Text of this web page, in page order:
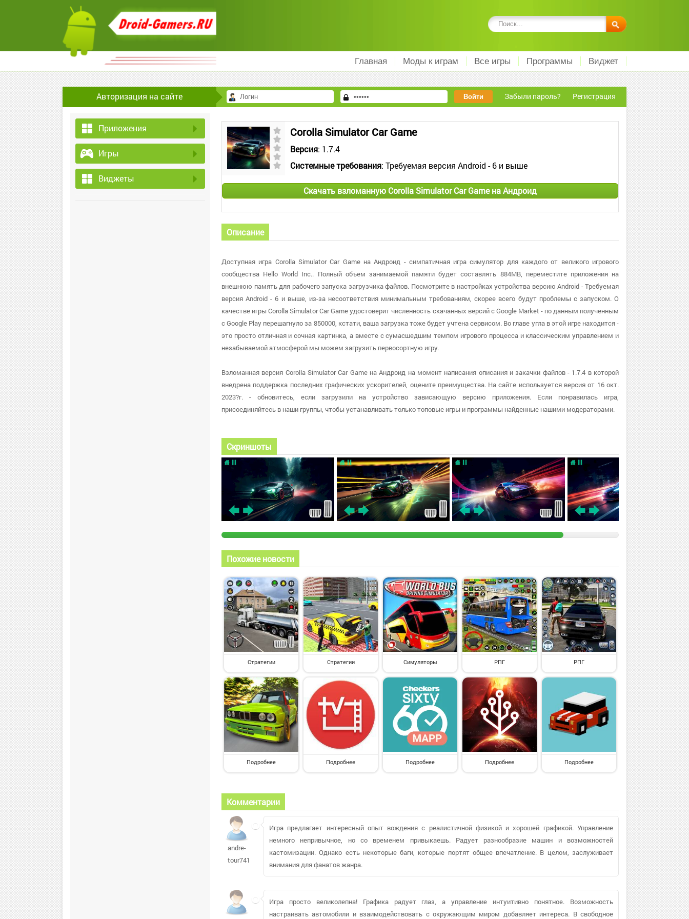
Главная Моды к играм Все игры Программы Виджет
Авторизация на сайте Забыли пароль? Регистрация
Приложения
Игры
Виджеты
Corolla Simulator Car Game
Версия: 1.7.4
Системные требования: Требуемая версия Android - 6 и выше
Скачать взломанную Corolla Simulator Car Game на Андроид
Описание
Доступная игра Corolla Simulator Car Game на Андроид - симпатичная игра симулятор для каждого от великого игрового
сообщества Hello World Inc.. Полный объем занимаемой памяти будет составлять 884MB, переместите приложения на
внешнюю память для рабочего запуска загрузчика файлов. Посмотрите в настройках устройства версию Android - Требуемая
версия Android - 6 и выше, из-за несоответствия минимальным требованиям, скорее всего будут проблемы с запуском. О
качестве игры Corolla Simulator Car Game удостоверит численность скачанных версий с Google Market - по данным полученным
с Google Play перешагнуло за 850000, кстати, ваша загрузка тоже будет учтена сервисом. Во главе угла в этой игре находится -
это просто отличная и сочная картинка, а вместе с сумасшедшим темпом игрового процесса и классическим управлением и
незабываемой атмосферой мы можем загрузить первосортную игру.
Взломанная версия Corolla Simulator Car Game на Андроид на момент написания описания и закачки файлов - 1.7.4 в которой
внедрена поддержка последних графических ускорителей, оцените преимущества. На сайте используется версия от 16 окт.
2023?г. - обновитесь, если загрузили на устройство зависающую версию приложения. Если понравилась игра,
присоединяйтесь в наши группы, чтобы устанавливать только топовые игры и программы найденные нашими модераторами.
Скриншоты
Похожие новости
Стратегии Стратегии Симуляторы РПГ РПГ
Подробнее Подробнее Подробнее Подробнее Подробнее
Комментарии
andre-
tour741
Игра предлагает интересный опыт вождения с реалистичной физикой и хорошей графикой. Управление
немного непривычное, но со временем привыкаешь. Радует разнообразие машин и возможностей
кастомизации. Однако есть некоторые баги, которые портят общее впечатление. В целом, заслуживает
внимания для фанатов жанра.
Игра просто великолепна! Графика радует глаз, а управление интуитивно понятное. Возможность
настраивать автомобили и взаимодействовать с окружающим миром добавляет интереса. В свободное